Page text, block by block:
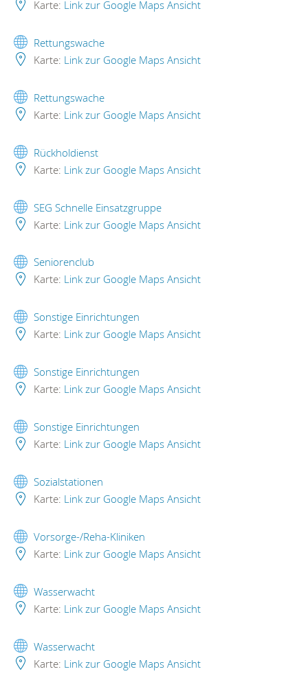
Karte: Link zur Google Maps Ansicht
Rettungswache
Karte: Link zur Google Maps Ansicht
Rettungswache
Karte: Link zur Google Maps Ansicht
Rückholdienst
Karte: Link zur Google Maps Ansicht
SEG Schnelle Einsatzgruppe
Karte: Link zur Google Maps Ansicht
Seniorenclub
Karte: Link zur Google Maps Ansicht
Sonstige Einrichtungen
Karte: Link zur Google Maps Ansicht
Sonstige Einrichtungen
Karte: Link zur Google Maps Ansicht
Sonstige Einrichtungen
Karte: Link zur Google Maps Ansicht
Sozialstationen
Karte: Link zur Google Maps Ansicht
Vorsorge-/Reha-Kliniken
Karte: Link zur Google Maps Ansicht
Wasserwacht
Karte: Link zur Google Maps Ansicht
Wasserwacht
Karte: Link zur Google Maps Ansicht